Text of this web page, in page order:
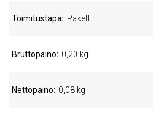
Toimitustapa Paketti
Bruttopaino 0,20 kg
Nettopaino 0,08 kg